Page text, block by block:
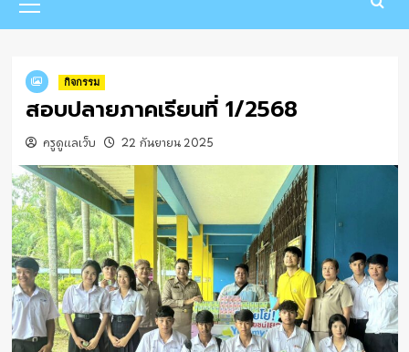
Menu
กิจกรรม
สอบปลายภาคเรียนที่ 1/2568
ครูดูแลเว็บ 22 กันยายน 2025